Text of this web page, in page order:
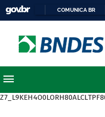
COMUNICA BR